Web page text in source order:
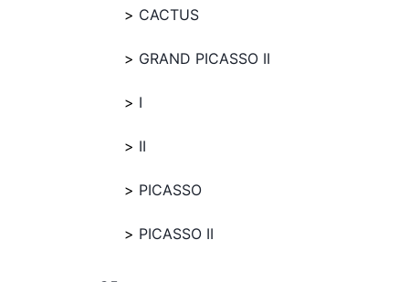
CACTUS
GRAND PICASSO II
I
II
PICASSO
PICASSO II